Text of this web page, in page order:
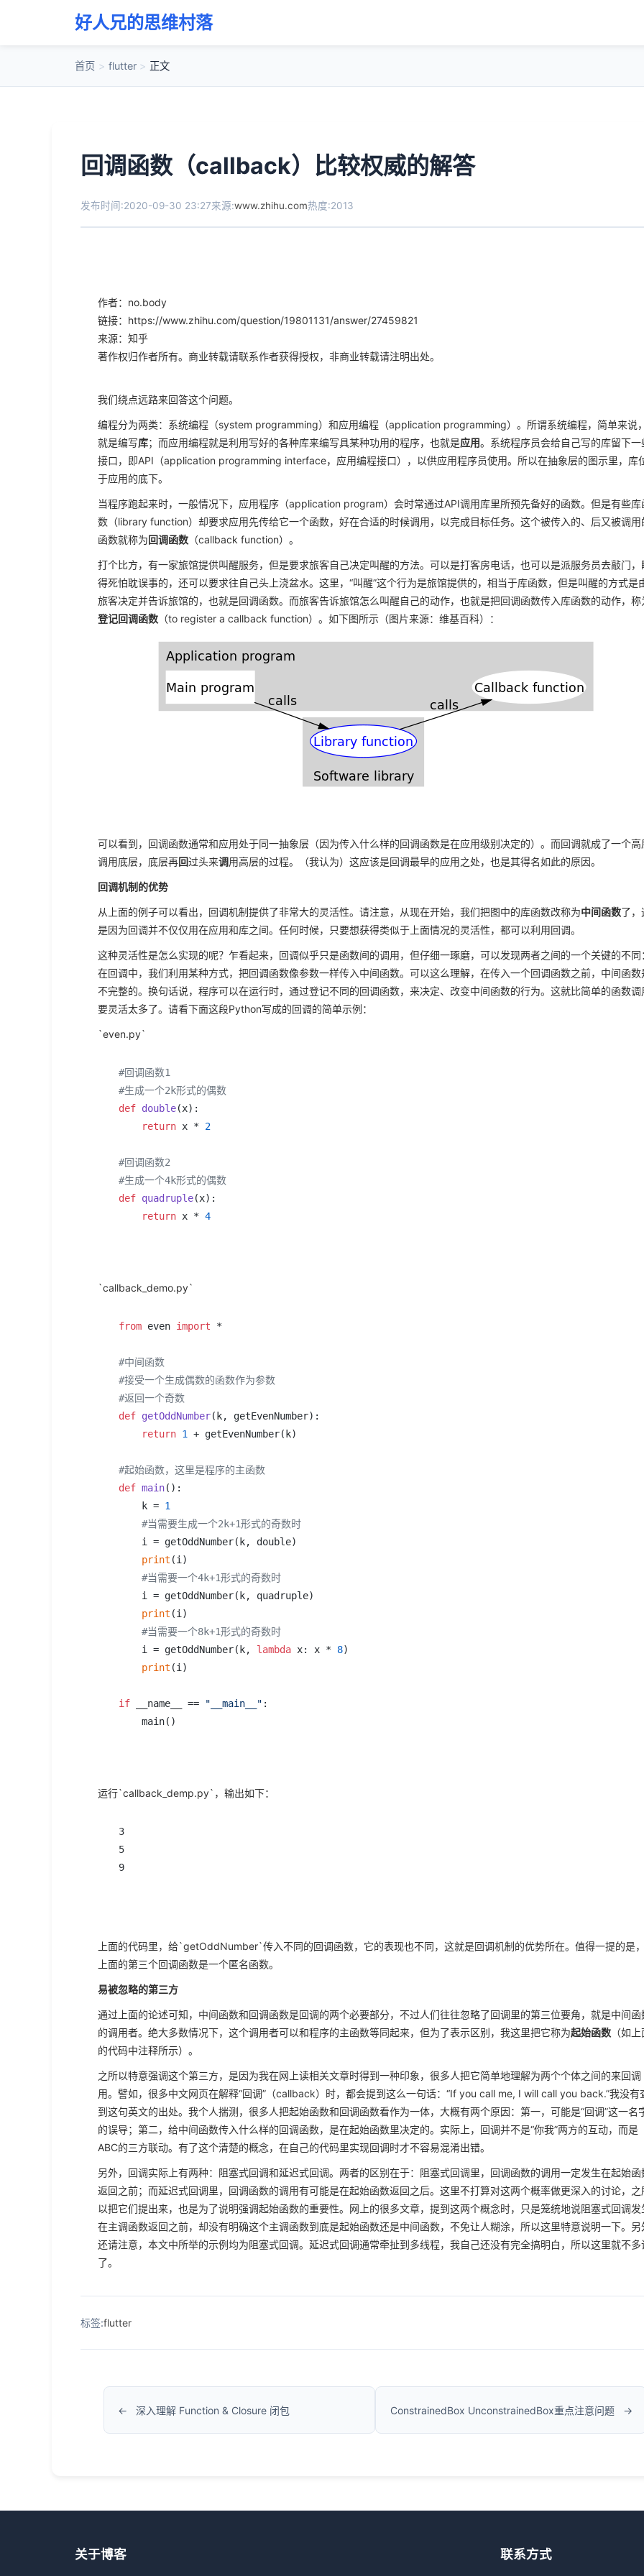
好人兄的思维村落
首页 > flutter > 正文
回调函数（callback）比较权威的解答
发布时间:2020-09-30 23:27来源:www.zhihu.com热度:2013
作者：no.body
链接：https://www.zhihu.com/question/19801131/answer/27459821
来源：知乎
著作权归作者所有。商业转载请联系作者获得授权，非商业转载请注明出处。
我们绕点远路来回答这个问题。
编程分为两类：系统编程（system programming）和应用编程（application programming）。所谓系统编程，简单来说
就是编写库；而应用编程就是利用写好的各种库来编写具某种功用的程序，也就是应用。系统程序员会给自己写的库留下一
接口，即API（application programming interface，应用编程接口），以供应用程序员使用。所以在抽象层的图示里，库
于应用的底下。
当程序跑起来时，一般情况下，应用程序（application program）会时常通过API调用库里所预先备好的函数。但是有些库
数（library function）却要求应用先传给它一个函数，好在合适的时候调用，以完成目标任务。这个被传入的、后又被调用
函数就称为回调函数 （callback function）。
打个比方，有一家旅馆提供叫醒服务，但是要求旅客自己决定叫醒的方法。可以是打客房电话，也可以是派服务员去敲门，
得死怕耽误事的，还可以要求往自己头上浇盆水。这里，“叫醒”这个行为是旅馆提供的，相当于库函数，但是叫醒的方式是
旅客决定并告诉旅馆的，也就是回调函数。而旅客告诉旅馆怎么叫醒自己的动作，也就是把回调函数传入库函数的动作，称
登记回调函数 （to register a callback function）。如下图所示（图片来源：维基百科）：
可以看到，回调函数通常和应用处于同一抽象层（因为传入什么样的回调函数是在应用级别决定的）。而回调就成了一个高
调用底层，底层再回过头来调用高层的过程。（我认为）这应该是回调最早的应用之处，也是其得名如此的原因。
回调机制的优势
从上面的例子可以看出，回调机制提供了非常大的灵活性。请注意，从现在开始，我们把图中的库函数改称为中间函数了，
是因为回调并不仅仅用在应用和库之间。任何时候，只要想获得类似于上面情况的灵活性，都可以利用回调。
这种灵活性是怎么实现的呢？乍看起来，回调似乎只是函数间的调用，但仔细一琢磨，可以发现两者之间的一个关键的不同
在回调中，我们利用某种方式，把回调函数像参数一样传入中间函数。可以这么理解，在传入一个回调函数之前，中间函数
不完整的。换句话说，程序可以在运行时，通过登记不同的回调函数，来决定、改变中间函数的行为。这就比简单的函数调
要灵活太多了。请看下面这段Python写成的回调的简单示例：
`even.py`
#回调函数1
#生成一个2k形式的偶数
def double(x):
return x * 2
#回调函数2
#生成一个4k形式的偶数
def quadruple(x):
return x * 4
`callback_demo.py`
from even import *
#中间函数
#接受一个生成偶数的函数作为参数
#返回一个奇数
def getOddNumber( k, getEvenNumber):
return 1 + getEvenNumber(k)
#起始函数，这里是程序的主函数
def main():
    k =
1
#当需要生成一个2k+1形式的奇数时
    i = getOddNumber(k, double)
print (i)
#当需要一个4k+1形式的奇数时
    i = getOddNumber(k, quadruple)
print (i)
#当需要一个8k+1形式的奇数时
    i = getOddNumber(k,
lambda x: x * 8)
print (i)
if __name__ == "__main__" :
运行`callback_demp.py`，输出如下：
3
5
9
上面的代码里，给`getOddNumber`传入不同的回调函数，它的表现也不同，这就是回调机制的优势所在。值得一提的是
上面的第三个回调函数是一个匿名函数。
易被忽略的第三方
通过上面的论述可知，中间函数和回调函数是回调的两个必要部分，不过人们往往忽略了回调里的第三位要角，就是中间函
的调用者。绝大多数情况下，这个调用者可以和程序的主函数等同起来，但为了表示区别，我这里把它称为起始函数 （如
的代码中注释所示）。
之所以特意强调这个第三方，是因为我在网上读相关文章时得到一种印象，很多人把它简单地理解为两个个体之间的来回调
用。譬如，很多中文网页在解释“回调”（callback）时，都会提到这么一句话：“If you call me, I will call you back.”我没有
到这句英文的出处。我个人揣测，很多人把起始函数和回调函数看作为一体，大概有两个原因：第一，可能是“回调”这一名
的误导；第二，给中间函数传入什么样的回调函数，是在起始函数里决定的。实际上，回调并不是“你我”两方的互动，而是
ABC的三方联动。有了这个清楚的概念，在自己的代码里实现回调时才不容易混淆出错。
另外，回调实际上有两种：阻塞式回调和延迟式回调。两者的区别在于：阻塞式回调里，回调函数的调用一定发生在起始函
返回之前；而延迟式回调里，回调函数的调用有可能是在起始函数返回之后。这里不打算对这两个概率做更深入的讨论，之
以把它们提出来，也是为了说明强调起始函数的重要性。网上的很多文章，提到这两个概念时，只是笼统地说阻塞式回调发
在主调函数返回之前，却没有明确这个主调函数到底是起始函数还是中间函数，不免让人糊涂，所以这里特意说明一下。另
还请注意，本文中所举的示例均为阻塞式回调。延迟式回调通常牵扯到多线程，我自己还没有完全搞明白，所以这里就不多
了。
标签:flutter
深入理解 Function & Closure 闭包 ConstrainedBox UnconstrainedBox重点注意问题
关于博客 联系方式